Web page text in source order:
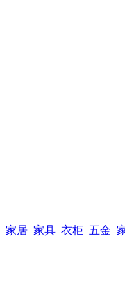
家居 家具 衣柜 五金